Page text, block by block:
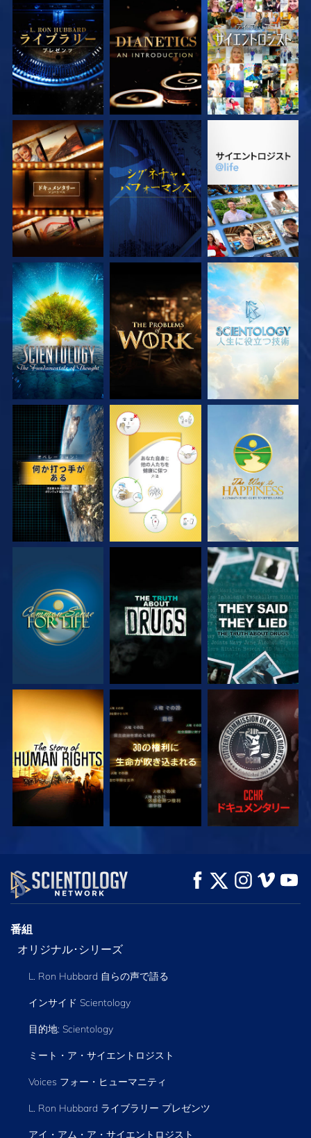
シリーズを探求 シリーズを探求 観る
シリーズを探求 観る シリーズを探求
シリーズを探求 シリーズを探求 シリーズを探求
観る 観る 観る
観る 観る 観る
観る 観る 観る
観る シリーズを探求
番組
オリジナル･シリーズ
L. Ron Hubbard 自らの声で語る
インサイド Scientology
目的地: Scientology
ミート・ア・サイエントロジスト
Voices フォー・ヒューマニティ
L. Ron Hubbard ライブラリー プレゼンツ
アイ・アム・ア・サイエントロジスト